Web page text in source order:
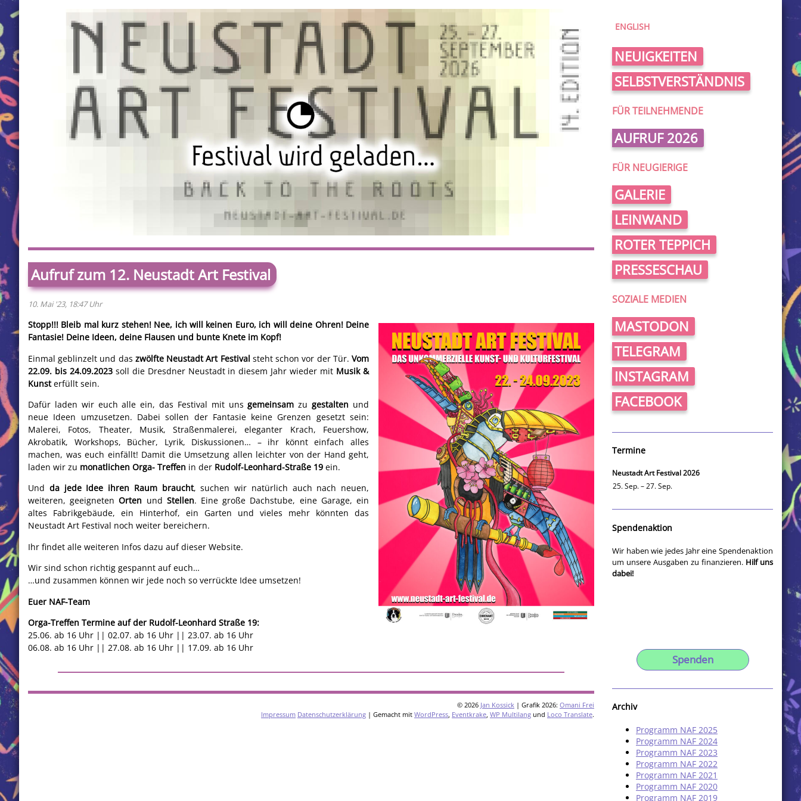
Aufruf zum 12. Neustadt Art Festival
10. Mai '23, 18:47 Uhr
Stopp!!! Bleib mal kurz stehen! Nee, ich will keinen Euro, ich will deine Ohren! Deine
Fantasie! Deine Ideen, deine Flausen und bunte Knete im Kopf!
Einmal geblinzelt und das zwölfte Neustadt Art Festival steht schon vor der Tür.Vom
22.09. bis 24.09.2023soll die Dresdner Neustadt in diesem Jahr wieder mit Musik &
Kunsterfüllt sein.
Dafür laden wir euch alle ein, das Festival mit unsgemeinsamzugestalten und
neue Ideen umzusetzen. Dabei sollen der Fantasie keine Grenzen gesetzt sein:
Malerei, Fotos, Theater, Musik, Straßenmalerei, eleganter Krach, Feuershow,
Akrobatik, Workshops, Bücher, Lyrik, Diskussionen… – ihr könnt einfach alles
machen, was euch einfällt! Damit die Umsetzung allen leichter von der Hand geht,
laden wir zu monatlichen Orga- Treffen in der Rudolf-Leonhard-Straße 19 ein.
Und da jede Idee ihren Raum braucht, suchen wir natürlich auch nach neuen,
weiteren, geeignetenOrten und Stellen. Eine große Dachstube, eine Garage, ein
altes Fabrikgebäude, ein Hinterhof, ein Garten und vieles mehr könnten das
Neustadt Art Festival noch weiter bereichern.
Ihr findet alle weiteren Infos dazu auf dieser Website.
Wir sind schon richtig gespannt auf euch…
…und zusammen können wir jede noch so verrückte Idee umsetzen!
Euer NAF-Team
Orga-Treffen Termine auf der Rudolf-Leonhard Straße 19:
25.06. ab 16 Uhr || 02.07. ab 16 Uhr || 23.07. ab 16 Uhr
06.08. ab 16 Uhr || 27.08. ab 16 Uhr || 17.09. ab 16 Uhr
© 2026 Jan Kossick | Grafik 2026: Omani Frei
Impressum Datenschutzerklärung | Gemacht mit WordPress, Eventkrake, WP Multilang und Loco Translate.
ENGLISH
NEUIGKEITEN
SELBSTVERSTÄNDNIS
FÜR TEILNEHMENDE
AUFRUF 2026
FÜR NEUGIERIGE
GALERIE
LEINWAND
ROTER TEPPICH
PRESSESCHAU
SOZIALE MEDIEN
MASTODON
TELEGRAM
INSTAGRAM
FACEBOOK
Termine
Neustadt Art Festival 2026
25. Sep. – 27. Sep.
Spendenaktion
Wir haben wie jedes Jahr eine Spendenaktion
um unsere Ausgaben zu finanzieren. Hilf uns
dabei!
Spenden
Archiv
Programm NAF 2025
Programm NAF 2024
Programm NAF 2023
Programm NAF 2022
Programm NAF 2021
Programm NAF 2020
Programm NAF 2019